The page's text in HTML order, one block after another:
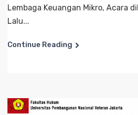
Lembaga Keuangan Mikro, Acara
Lalu...
Continue Reading